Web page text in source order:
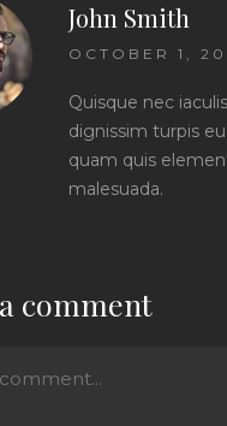
John Smith
OCTOBER 1,
Quisque nec
dignissim turpis
quam quis
malesuada.
comment